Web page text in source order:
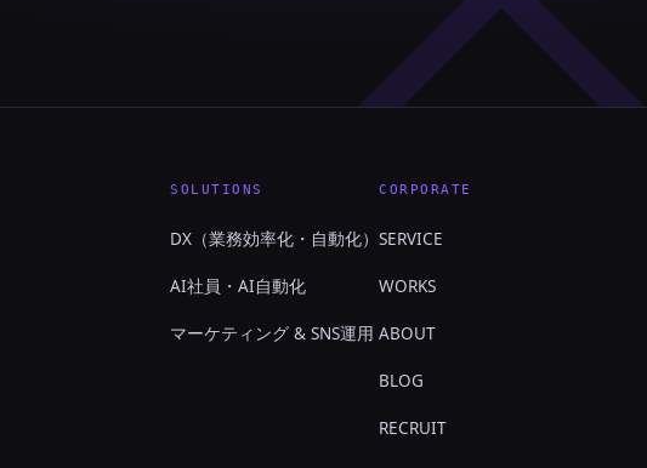
SOLUTIONS
DX（業務効率化・自動化）
AI社員・AI自動化
マーケティング & SNS運用
CORPORATE
SERVICE
WORKS
ABOUT
BLOG
RECRUIT